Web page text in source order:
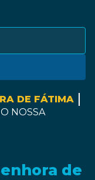
DE FÁTIMA
NOSSA
de